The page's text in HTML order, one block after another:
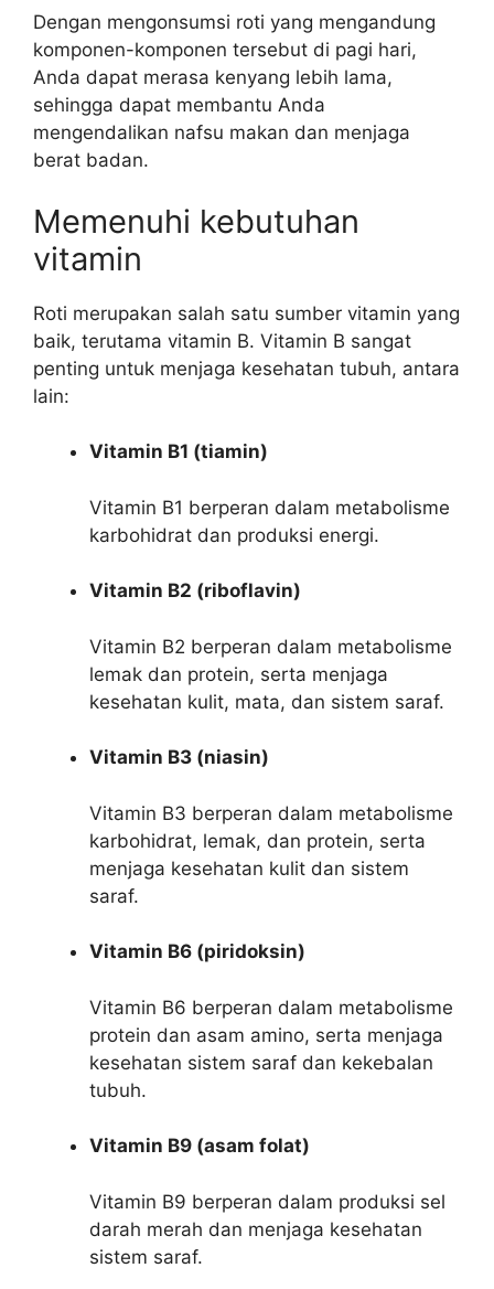
Dengan mengonsumsi roti yang mengandung
komponen-komponen tersebut di pagi hari,
Anda dapat merasa kenyang lebih lama,
sehingga dapat membantu Anda
mengendalikan nafsu makan dan menjaga
berat badan.
Memenuhi kebutuhan
vitamin
Roti merupakan salah satu sumber vitamin yang
baik, terutama vitamin B. Vitamin B sangat
penting untuk menjaga kesehatan tubuh, antara
lain:
Vitamin B1 (tiamin)
Vitamin B1 berperan dalam metabolisme
karbohidrat dan produksi energi.
Vitamin B2 (riboflavin)
Vitamin B2 berperan dalam metabolisme
lemak dan protein, serta menjaga
kesehatan kulit, mata, dan sistem saraf.
Vitamin B3 (niasin)
Vitamin B3 berperan dalam metabolisme
karbohidrat, lemak, dan protein, serta
menjaga kesehatan kulit dan sistem
saraf.
Vitamin B6 (piridoksin)
Vitamin B6 berperan dalam metabolisme
protein dan asam amino, serta menjaga
kesehatan sistem saraf dan kekebalan
tubuh.
Vitamin B9 (asam folat)
Vitamin B9 berperan dalam produksi sel
darah merah dan menjaga kesehatan
sistem saraf.